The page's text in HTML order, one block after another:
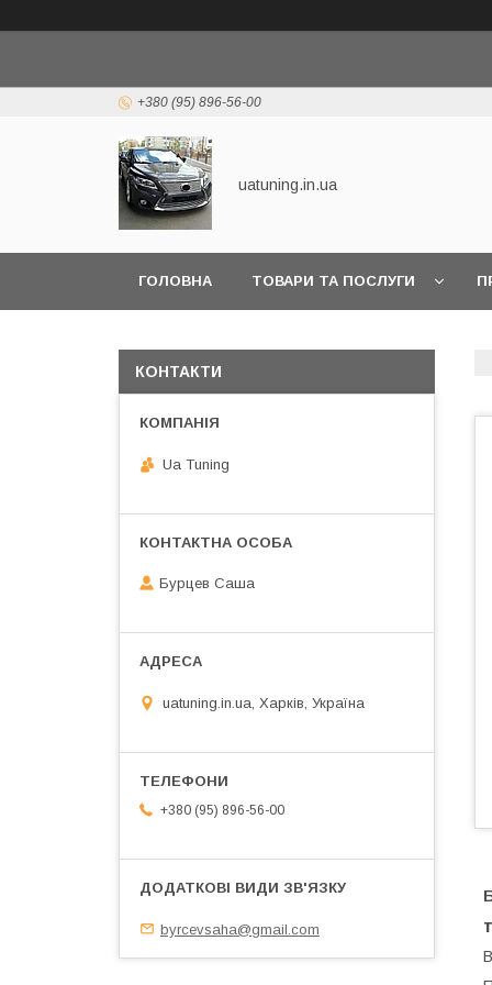
+380 (95) 896-56-00
uatuning.in.ua
ГОЛОВНА ТОВАРИ ТА ПОСЛУГИ
КОНТАКТИ
Ua Tuning
Бурцев Саша
uatuning.in.ua, Харків, Україна
+380 (95) 896-56-00
byrcevsaha@gmail.com